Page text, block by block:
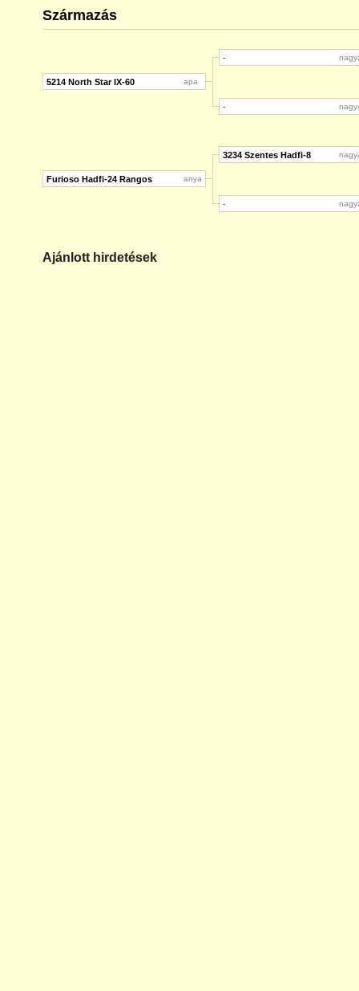
Származás
5214 North Star IX-60 apa
Furioso Hadfi-24 Rangos anya
-
-
3234 Szentes Hadfi-8
-
Ajánlott hirdetések